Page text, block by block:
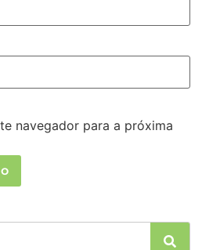
navegador para a próxima